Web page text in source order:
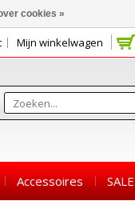
Mijn winkelwagen
Accessoires SALE
cookies »